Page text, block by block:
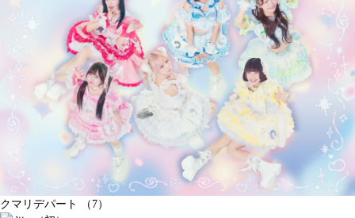
クマリデパート （7）